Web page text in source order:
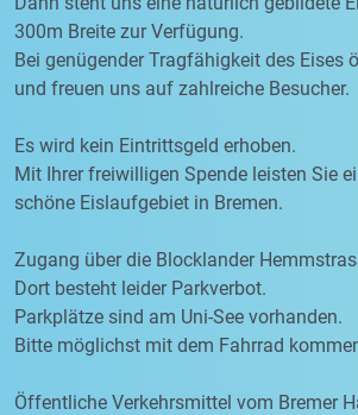
300m Breite zur Verfügung.
Bei genügender Tragfähigkeit des Eises
und freuen uns auf zahlreiche Besucher.
Es wird kein Eintrittsgeld erhoben.
Mit Ihrer freiwilligen Spende leisten Sie
schöne Eislaufgebiet in Bremen.
Zugang über die Blocklander
Dort besteht leider Parkverbot.
Parkplätze sind am Uni-See vorhanden.
Bitte möglichst mit dem Fahrrad
Öffentliche Verkehrsmittel vom Bremer